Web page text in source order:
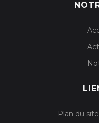
Plan du site